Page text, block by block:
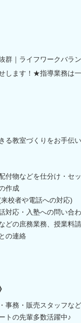
抜群｜ライフワークバ
します！★指導業務は
る教室づくりをお手伝
付物などを仕分け・セ
作成
校者や電話への対応)
対応・入塾への問い合
どの庶務業務、授業料
の連絡
事務・販売スタッフなど
トの先輩多数活躍中♪